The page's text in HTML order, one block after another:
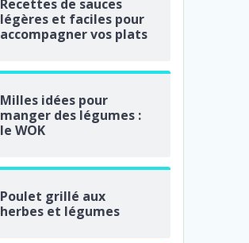
Recettes de sauces
légères et faciles pour
accompagner vos plats
Milles idées pour
manger des légumes :
le WOK
Poulet grillé aux
herbes et légumes